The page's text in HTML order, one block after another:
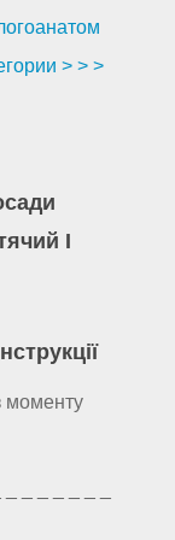
> > >
I
моменту
_ _ _ _ _ _